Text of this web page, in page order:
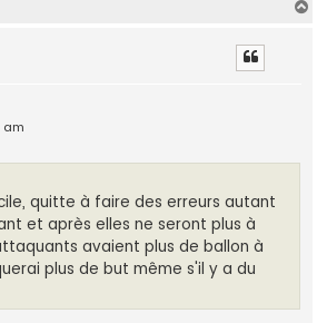
am
quitte à faire des erreurs autant
et après elles ne seront plus à
avaient plus de ballon à
plus de but même s'il y a du